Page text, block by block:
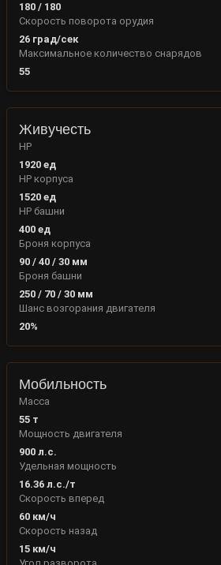
180 / 180
Скорость поворота орудия
26град/сек
Максимальное количество снарядов
55
Живучесть
HP
1920ед
HP корпуса
1520ед
HP башни
400ед
Броня корпуса
90/ 40/ 30мм
Броня башни
250 / 70 / 30 мм
Шанс возгорания двигателя
20%
Мобильность
Масса
55т
Мощность двигателя
900л.с.
Удельная мощность
16.36л.с./т
Скорость вперед
60км/ч
Скорость назад
15км/ч